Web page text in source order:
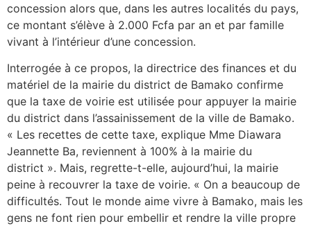
concession alors que, dans les autres localités du pays,
ce montant s’élève à 2.000 Fcfa par an et par famille
vivant à l’intérieur d’une concession.
Interrogée à ce propos, la directrice des finances et du
matériel de la mairie du district de Bamako confirme
que la taxe de voirie est utilisée pour appuyer la mairie
du district dans l’assainissement de la ville de Bamako.
« Les recettes de cette taxe, explique Mme Diawara
Jeannette Ba, reviennent à 100% à la mairie du
district ». Mais, regrette-t-elle, aujourd’hui, la mairie
peine à recouvrer la taxe de voirie. « On a beaucoup de
difficultés. Tout le monde aime vivre à Bamako, mais les
gens ne font rien pour embellir et rendre la ville propre